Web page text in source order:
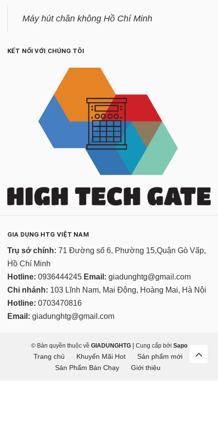
Máy hút chân không Hồ Chí Minh
KẾT NỐI VỚI CHÚNG TÔI
GIA DỤNG HTG VIỆT NAM
Trụ sở chính: 71 Đường số 6, Phường 15,Quận Gò Vấp,
Hồ Chí Minh
Hotline: 0936444245 Email: giadunghtg@gmail.com
Chi nhánh: 103 Lĩnh Nam, Mai Động, Hoàng Mai, Hà Nội
Hotline: 0703470816
Email: giadunghtg@gmail.com
© Bản quyền thuộc về GIADUNGHTG | Cung cấp bởi Sapo
Trang chủ Khuyến Mãi Hot
Sản phẩm mới
Sản Phẩm Bán Chạy
Giới thiệu